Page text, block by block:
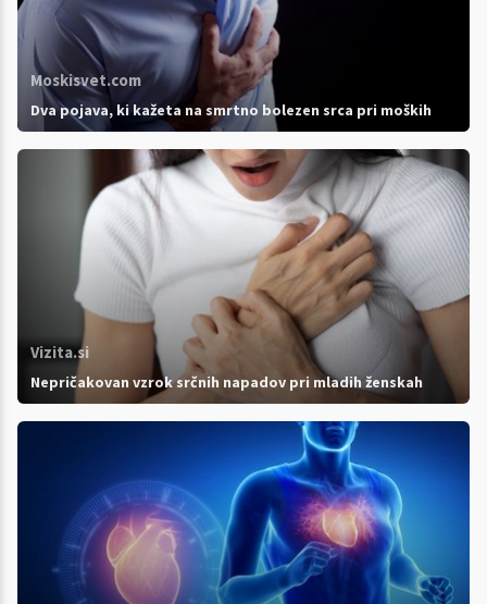
Moskisvet.com
Dva pojava, ki kažeta na smrtno bolezen srca pri moških
Vizita.si
Nepričakovan vzrok srčnih napadov pri mladih ženskah